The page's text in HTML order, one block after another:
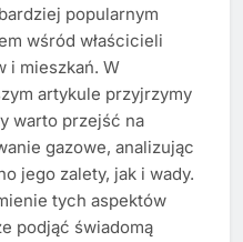
popularnym
wśród właścicieli
i mieszkań. W
artykule przyjrzymy
warto przejść na
gazowe, analizując
jego zalety, jak i wady.
tych aspektów
podjąć świadomą